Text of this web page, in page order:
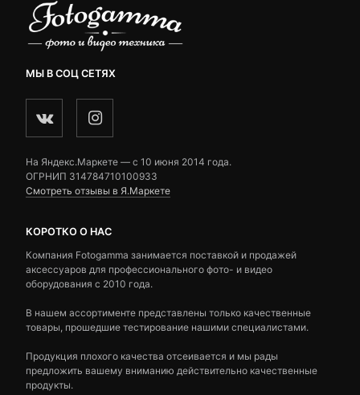
МЫ В СОЦ СЕТЯХ
На Яндекс.Маркете — c 10 июня 2014 года.
ОГРНИП 314784710100933
Смотреть отзывы в Я.Маркете
КОРОТКО О НАС
Компания Fotogamma занимается поставкой и продажей
аксессуаров для профессионального фото- и видео
оборудования с 2010 года.
В нашем ассортименте представлены только качественные
товары, прошедшие тестирование нашими специалистами.
Продукция плохого качества отсеивается и мы рады
предложить вашему вниманию действительно качественные
продукты.